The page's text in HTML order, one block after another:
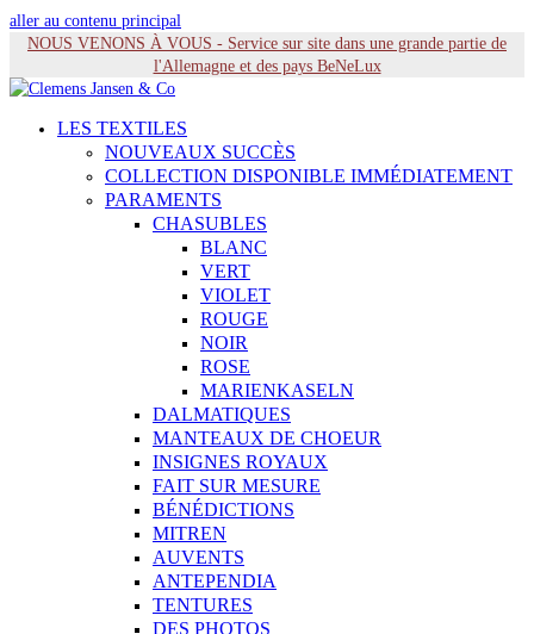
aller au contenu principal
NOUS VENONS À VOUS - Service sur site dans une grande partie de
l'Allemagne et des pays BeNeLux
LES TEXTILES
NOUVEAUX SUCCÈS
COLLECTION DISPONIBLE IMMÉDIATEMENT
PARAMENTS
CHASUBLES
BLANC
VERT
VIOLET
ROUGE
NOIR
ROSE
MARIENKASELN
DALMATIQUES
MANTEAUX DE CHOEUR
INSIGNES ROYAUX
FAIT SUR MESURE
BÉNÉDICTIONS
MITREN
AUVENTS
ANTEPENDIA
TENTURES
DES PHOTOS